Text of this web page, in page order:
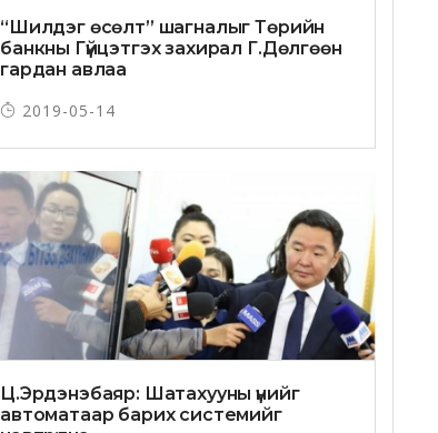
“Шилдэг өсөлт” шагналыг Төрийн
банкны Гүйцэтгэх захирал Г.Дөлгөөн
гардан авлаа
2019-05-14
Ц.Эрдэнэбаяр: Шатахууны үнийг
автоматаар барих системийг